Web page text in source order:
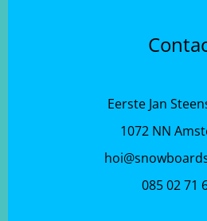
Eerste Jan
1072 NN
085 02 71